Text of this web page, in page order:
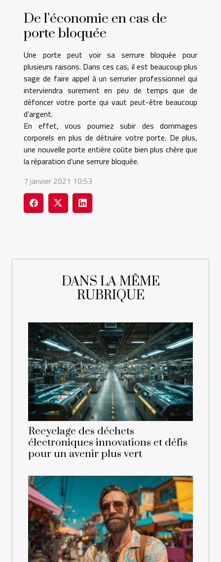
De l’économie en cas de
porte bloquée
Une porte peut voir sa serrure bloquée pour
plusieurs raisons. Dans ces cas, il est beaucoup plus
sage de faire appel à un serrurier professionnel qui
interviendra surement en peu de temps que de
défoncer votre porte qui vaut peut-être beaucoup
d’argent.
En effet, vous pourriez subir des dommages
corporels en plus de détruire votre porte. De plus,
une nouvelle porte entière coûte bien plus chère que
la réparation d’une serrure bloquée.
7 janvier 2021 10:53
DANS LA MÊME
RUBRIQUE
Recyclage des déchets
électroniques innovations et défis
pour un avenir plus vert